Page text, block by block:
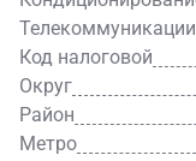
Телекоммуникации
Код налоговой
Округ
Район
Метро